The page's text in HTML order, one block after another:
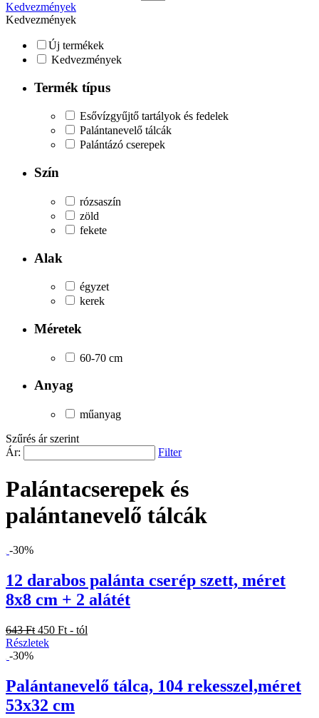
Kedvezmények
Kedvezmények
Új termékek
Kedvezmények
Termék típus
Esővízgyűjtő tartályok és fedelek
Palántanevelő tálcák
Palántázó cserepek
Szín
rózsaszín
zöld
fekete
Alak
égyzet
kerek
Méretek
60-70 cm
Anyag
műanyag
Szűrés ár szerint
Ár:
Filter
Palántacserepek és
palántanevelő tálcák
-30%
12 darabos palánta cserép szett, méret
8x8 cm + 2 alátét
643 Ft 450 Ft - tól
Részletek
-30%
Palántanevelő tálca, 104 rekesszel,méret
53x32 cm